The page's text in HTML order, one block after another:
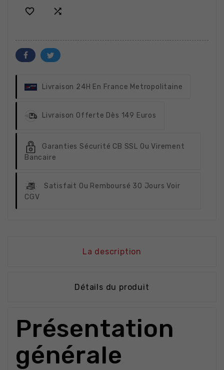
 
Livraison 24H En France Metropolitaine
Livraison Offerte Dès 149 Euros
Garanties Sécurité CB SSL Ou Virement
Bancaire
Satisfait Ou Remboursé 30 Jours Voir
CGV
La description
Détails du produit
Présentation
générale